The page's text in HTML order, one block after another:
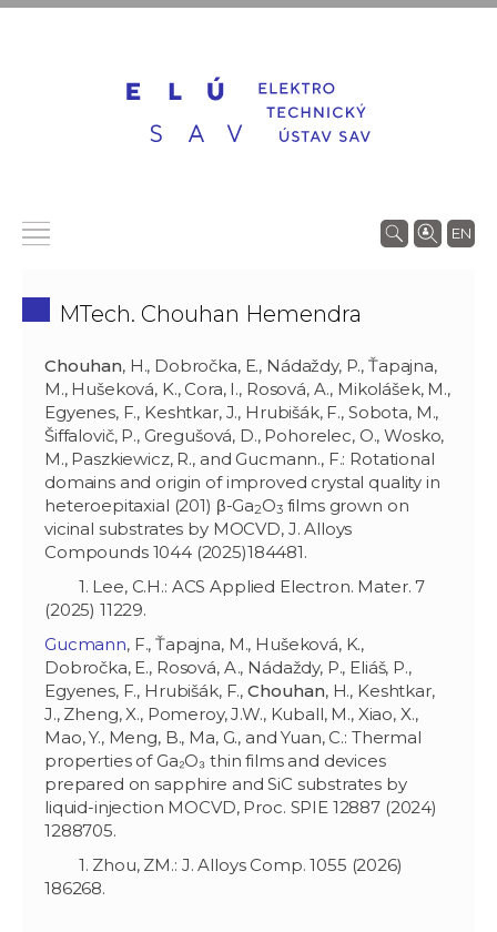
EN
MTech. Chouhan Hemendra
Chouhan, H., Dobročka, E., Nádaždy, P., Ťapajna,
M., Hušeková, K., Cora, I., Rosová, A., Mikolášek, M.,
Egyenes, F., Keshtkar, J., Hrubišák, F., Sobota, M.,
Šiffalovič, P., Gregušová, D., Pohorelec, O., Wosko,
M., Paszkiewicz, R., and Gucmann., F.: Rotational
domains and origin of improved crystal quality in
heteroepitaxial (201) β-Ga2O3films grown on
vicinal substrates by MOCVD, J. Alloys
Compounds 1044 (2025)184481.
1. Lee, C.H.: ACS Applied Electron. Mater. 7
(2025) 11229.
Gucmann, F., Ťapajna, M., Hušeková, K.,
Dobročka, E., Rosová, A., Nádaždy, P., Eliáš, P.,
Egyenes, F., Hrubišák, F., Chouhan, H., Keshtkar,
J., Zheng, X., Pomeroy, J.W., Kuball, M., Xiao, X.,
Mao, Y., Meng, B., Ma, G., and Yuan, C.: Thermal
properties of Ga₂O₃ thin films and devices
prepared on sapphire and SiC substrates by
liquid-injection MOCVD, Proc. SPIE 12887 (2024)
1288705.
1. Zhou, ZM.: J. Alloys Comp. 1055 (2026)
186268.